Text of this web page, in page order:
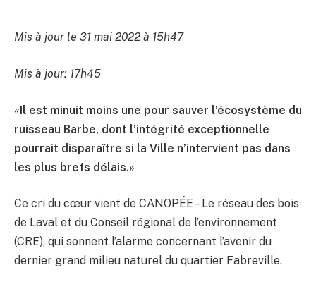
Mis à jour le 31 mai 2022 à 15h47
Mis à jour: 17h45
«Il est minuit moins une pour sauver l’écosystème du
ruisseau Barbe, dont l’intégrité exceptionnelle
pourrait disparaître si la Ville n’intervient pas dans
les plus brefs délais.»
Ce cri du cœur vient de CANOPÉE – Le réseau des bois
de Laval et du Conseil régional de l’environnement
(CRE), qui sonnent l’alarme concernant l’avenir du
dernier grand milieu naturel du quartier Fabreville.